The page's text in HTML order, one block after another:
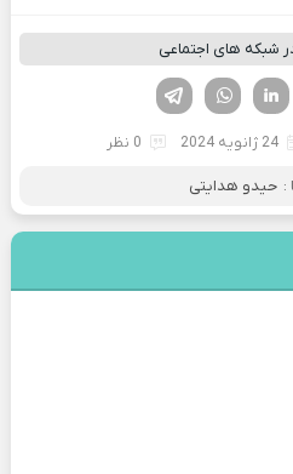
شبکه های اجتماعی
لینکدین تویتر
فیسوک
24 ژانویه 2024 0 نظر
: حیدو هدایتی